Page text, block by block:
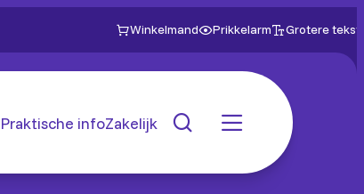
Winkelmand Prikkelarm Grotere tekst
Praktische infoZakelijk